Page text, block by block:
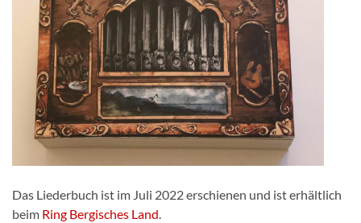
Das Liederbuch ist im Juli 2022 erschienen und ist erhältlich
beim Ring Bergisches Land.